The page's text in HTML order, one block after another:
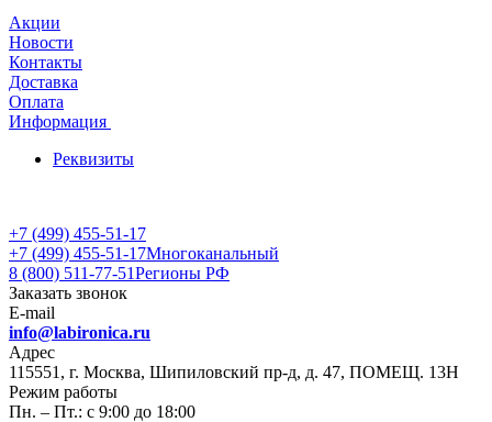
Акции
Новости
Контакты
Доставка
Оплата
Информация
Реквизиты
+7 (499) 455-51-17
+7 (499) 455-51-17Многоканальный
8 (800) 511-77-51Регионы РФ
Заказать звонок
E-mail
info@labironica.ru
Адрес
115551, г. Москва, Шипиловский пр-д, д. 47, ПОМЕЩ. 13Н
Режим работы
Пн. – Пт.: с 9:00 до 18:00